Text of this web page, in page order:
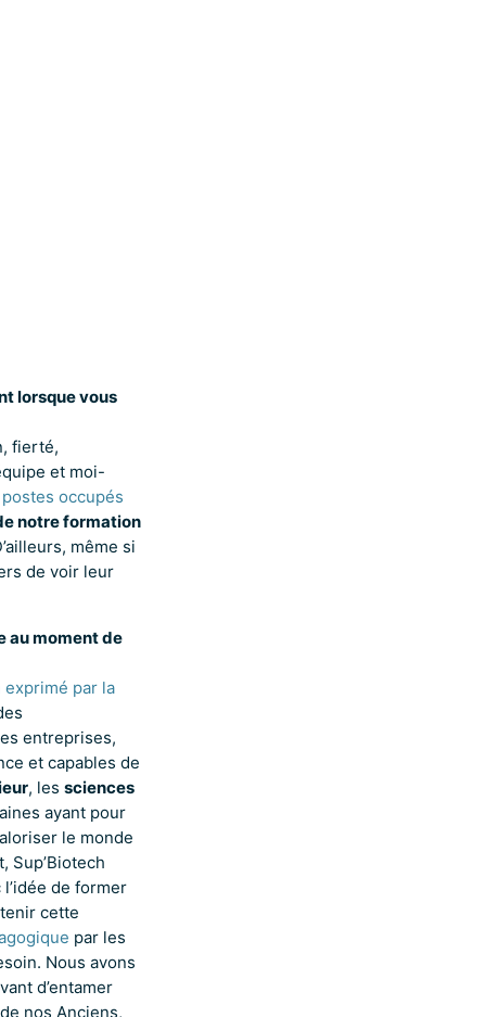
lorsque vous
fierté,
et moi-
occupés
notre formation
même si
de voir leur
au moment de
exprimé par la
entreprises,
et capables de
, les sciences
ayant pour
le monde
Sup’Biotech
de former
cette
par les
Nous avons
d’entamer
nos Anciens,